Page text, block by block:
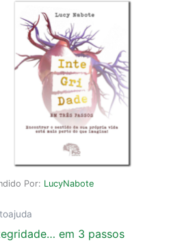
Por: LucyNabote
em 3 passos